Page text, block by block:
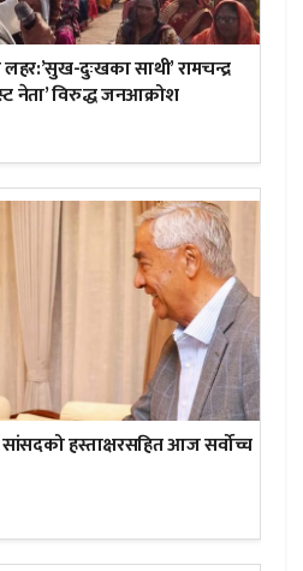
दुःखका साथी’ रामचन्द्र
नेता’ विरुद्ध जनआक्रोश
हस्ताक्षरसहित आज सर्वोच्च